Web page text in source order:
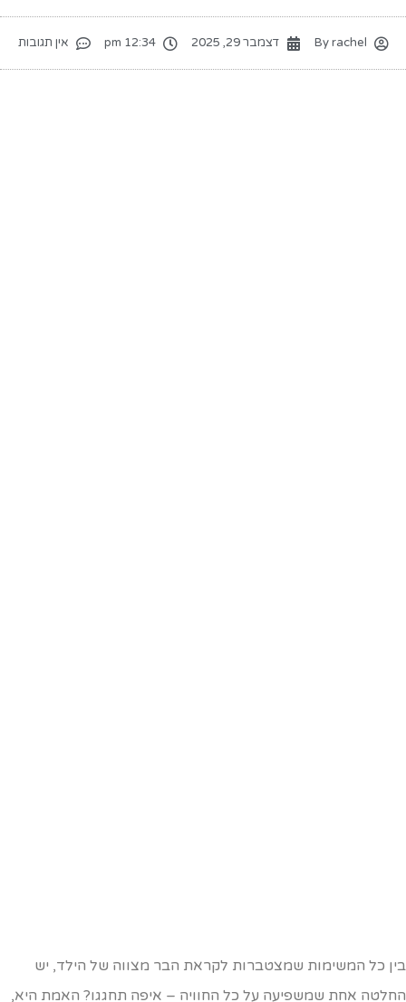
Byrachel דצמבר 29, 2025 12:34 pm אין תגובות
כל המשימות שמצטברות לקראת הבר מצווה של הילד, יש
אחת שמשפיעה על כל החוויה – איפה תחגגו? האמת היא,